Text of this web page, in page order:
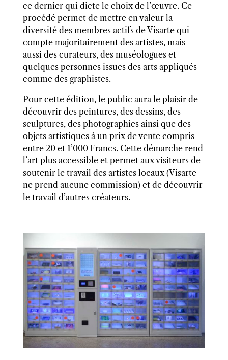
ce dernier qui dicte le choix de l’œuvre. Ce
procédé permet de mettre en valeur la
diversité des membres actifs de Visarte qui
compte majoritairement des artistes, mais
aussi des curateurs, des muséologues et
quelques personnes issues des arts appliqués
comme des graphistes.
Pour cette édition, le public aura le plaisir de
découvrir des peintures, des dessins, des
sculptures, des photographies ainsi que des
objets artistiques à un prix de vente compris
entre 20 et 1’000 Francs. Cette démarche rend
l’art plus accessible et permet aux visiteurs de
soutenir le travail des artistes locaux (Visarte
ne prend aucune commission) et de découvrir
le travail d’autres créateurs.